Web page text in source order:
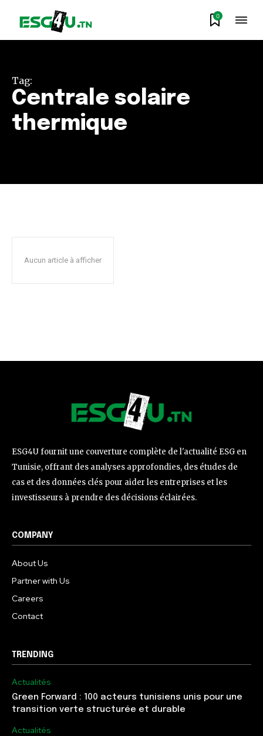
0
Tag:
Centrale solaire
thermique
Aucun article à afficher
ESG4U fournit une couverture complète de l'actualité ESG en
Tunisie, offrant des analyses approfondies, des études de
cas et des données clés pour aider les entreprises et les
investisseurs à prendre des décisions éclairées.
COMPANY
About Us
Partner with Us
Careers
Contact
TRENDING
Actualités
Green Forward : 100 acteurs tunisiens unis pour une
transition verte structurée et durable
Actualités